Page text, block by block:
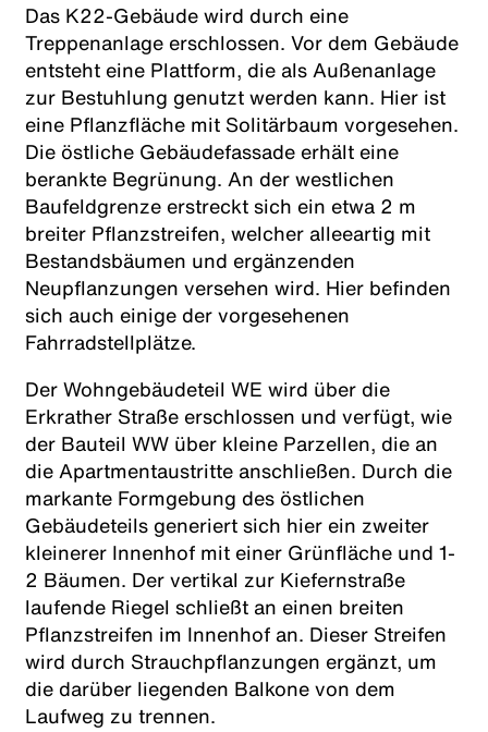
Das K22-Gebäude wird durch eine
Treppenanlage erschlossen. Vor dem Gebäude
entsteht eine Plattform, die als Außenanlage
zur Bestuhlung genutzt werden kann. Hier ist
eine Pflanzfläche mit Solitärbaum vorgesehen.
Die östliche Gebäudefassade erhält eine
berankte Begrünung. An der westlichen
Baufeldgrenze erstreckt sich ein etwa 2 m
breiter Pflanzstreifen, welcher alleeartig mit
Bestandsbäumen und ergänzenden
Neupflanzungen versehen wird. Hier befinden
sich auch einige der vorgesehenen
Fahrradstellplätze.
Der Wohngebäudeteil WE wird über die
Erkrather Straße erschlossen und verfügt, wie
der Bauteil WW über kleine Parzellen, die an
die Apartmentaustritte anschließen. Durch die
markante Formgebung des östlichen
Gebäudeteils generiert sich hier ein zweiter
kleinerer Innenhof mit einer Grünfläche und 1-
2 Bäumen. Der vertikal zur Kiefernstraße
laufende Riegel schließt an einen breiten
Pflanzstreifen im Innenhof an. Dieser Streifen
wird durch Strauchpflanzungen ergänzt, um
die darüber liegenden Balkone von dem
Laufweg zu trennen.